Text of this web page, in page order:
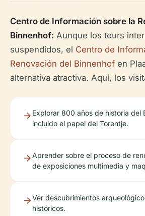
Centro de Información sobre la
Binnenhof: Aunque los tours
suspendidos, el Centro de
Renovación del Binnenhof en
alternativa atractiva. Aquí, los
Explorar 800 años de historia del
incluido el papel del Torentje.
Aprender sobre el proceso de
de exposiciones multimedia y
Ver descubrimientos
históricos.